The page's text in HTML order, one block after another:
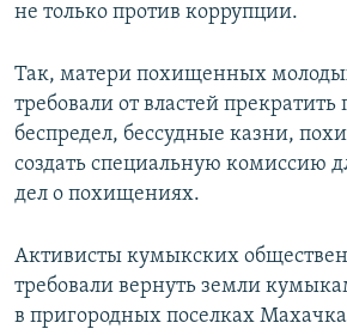
не только против коррупции.
Так, матери похищенных
требовали от властей прекратить
беспредел, бессудные казни,
создать специальную комиссию
дел о похищениях.
Активисты кумыкских
требовали вернуть земли
в пригородных поселках